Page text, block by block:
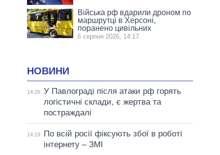
Війська рф вдарили дроном по
маршрутці в Херсоні,
поранено цивільних
6 серпня 2026, 14:17
НОВИНИ
14:26 У Павлограді після атаки рф горять
логістичні склади, є жертва та
постраждалі
14:19
По всій росії фіксують збої в роботі
інтернету – ЗМІ